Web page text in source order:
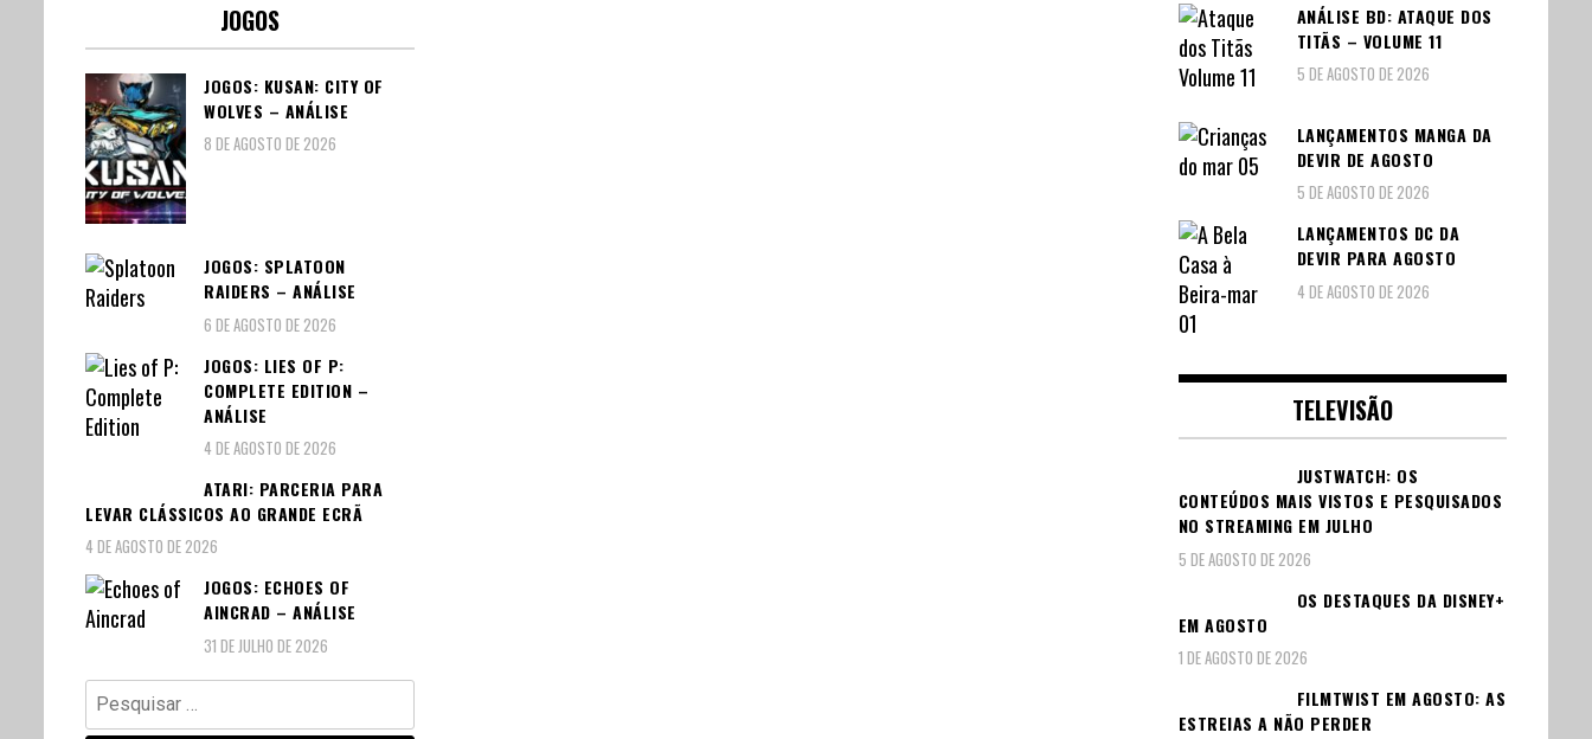
JOGOS
JOGOS: KUSAN: CITY OF
WOLVES – ANÁLISE
8 DE AGOSTO DE 2026
JOGOS: SPLATOON
RAIDERS – ANÁLISE
6 DE AGOSTO DE 2026
JOGOS: LIES OF P:
COMPLETE EDITION –
ANÁLISE
4 DE AGOSTO DE 2026
ATARI: PARCERIA PARA
LEVAR CLÁSSICOS AO GRANDE ECRÃ
4 DE AGOSTO DE 2026
JOGOS: ECHOES OF
AINCRAD – ANÁLISE
31 DE JULHO DE 2026
Pesquisar
por:
ANÁLISE BD: ATAQUE DOS
TITÃS – VOLUME 11
5 DE AGOSTO DE 2026
LANÇAMENTOS MANGA DA
DEVIR DE AGOSTO
5 DE AGOSTO DE 2026
LANÇAMENTOS DC DA
DEVIR PARA AGOSTO
4 DE AGOSTO DE 2026
TELEVISÃO
JUSTWATCH: OS
CONTEÚDOS MAIS VISTOS E PESQUISADOS
NO STREAMING EM JULHO
5 DE AGOSTO DE 2026
OS DESTAQUES DA DISNEY+
EM AGOSTO
1 DE AGOSTO DE 2026
FILMTWIST EM AGOSTO: AS
ESTREIAS A NÃO PERDER